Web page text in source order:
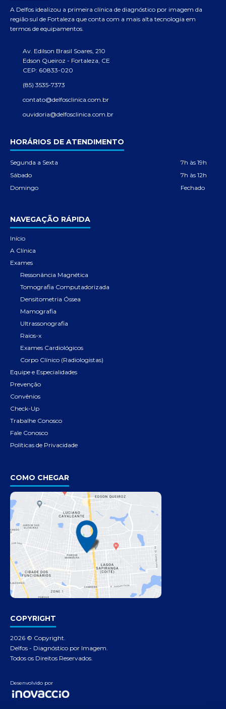
A Delfos idealizou a primeira clínica de diagnóstico por imagem da
região sul de Fortaleza que conta com a mais alta tecnologia em
termos de equipamentos.
Av. Edilson Brasil Soares, 210
Edson Queiroz - Fortaleza, CE
CEP: 60833-020
(85) 3535-7373
contato@delfosclinica.com.br
ouvidoria@delfosclinica.com.br
HORÁRIOS DE ATENDIMENTO
Segunda a Sexta
7h às 19h
Sábado
7h às 12h
Domingo
Fechado
NAVEGAÇÃO RÁPIDA
Início
A Clínica
Exames
Ressonância Magnética
Tomografia Computadorizada
Densitometria Óssea
Mamografia
Ultrassonografia
Raios-x
Exames Cardiológicos
Corpo Clínico (Radiologistas)
Equipe e Especialidades
Prevenção
Convênios
Check-Up
Trabalhe Conosco
Fale Conosco
Políticas de Privacidade
COMO CHEGAR
COPYRIGHT
2026 © Copyright.
Delfos - Diagnóstico por Imagem.
Todos os Direitos Reservados.
Desenvolvido por